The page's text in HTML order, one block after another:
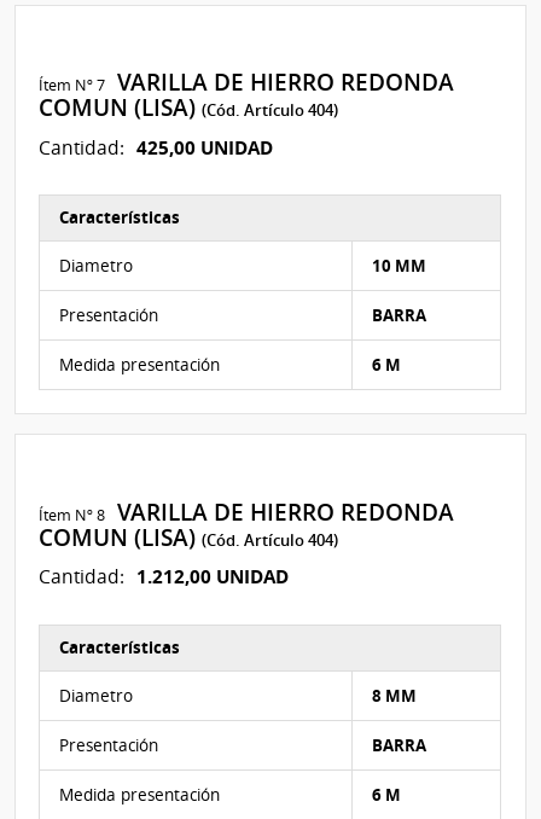
Ítem Nº 7 VARILLA DE HIERRO REDONDA
COMUN (LISA)(Cód. Artículo 404)
Cantidad: 425,00 UNIDAD
Características
Diametro 10 MM
Presentación BARRA
Medida presentación 6 M
Ítem Nº 8 VARILLA DE HIERRO REDONDA
COMUN (LISA)(Cód. Artículo 404)
Cantidad: 1.212,00 UNIDAD
Características
Diametro 8 MM
Presentación BARRA
Medida presentación 6 M